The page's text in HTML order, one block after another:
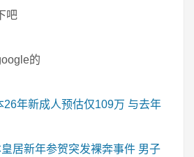
吧
的
26年新成人预估仅109万 与去年
皇居新年参贺突发裸奔事件 男子